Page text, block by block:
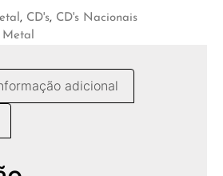
, CD's, CD's Nacionais
adicional